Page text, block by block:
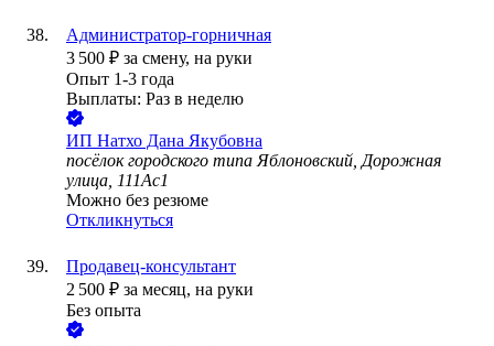
Администратор-горничная
3 500 ₽ за смену, на руки
Опыт 1-3 года
Выплаты: Раз в неделю
ИП Натхо Дана Якубовна
посёлок городского типа Яблоновский, Дорожная
улица, 111Ас1
Можно без резюме
Откликнуться
Продавец-консультант
2 500 ₽ за месяц, на руки
Без опыта